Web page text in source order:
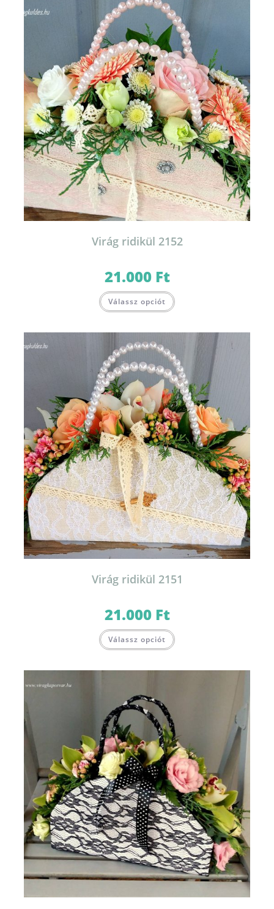
Virág ridikül 2152
21.000 Ft
Válassz opciót
Virág ridikül 2151
21.000 Ft
Válassz opciót